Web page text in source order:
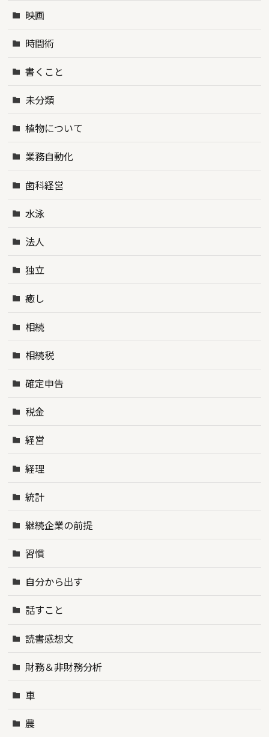
映画
時間術
書くこと
未分類
植物について
業務自動化
歯科経営
水泳
法人
独立
癒し
相続
相続税
確定申告
税金
経営
経理
統計
継続企業の前提
習慣
自分から出す
話すこと
読書感想文
財務＆非財務分析
車
農